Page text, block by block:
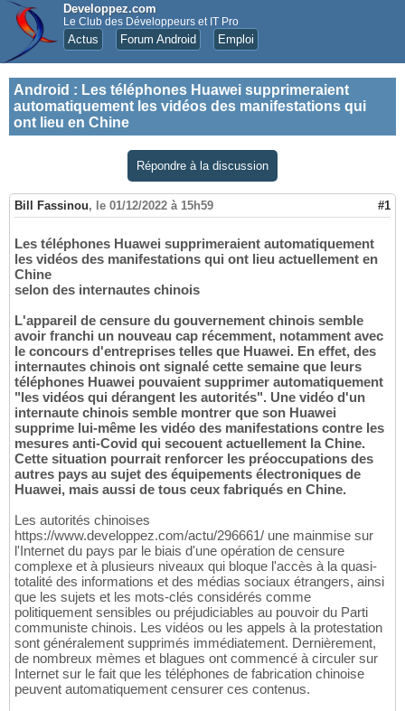
Developpez.com
Le Club des Développeurs et IT Pro
Actus Forum Android Emploi
Android : Les téléphones Huawei supprimeraient
automatiquement les vidéos des manifestations qui
ont lieu en Chine
Répondre à la discussion
Bill Fassinou, le 01/12/2022 à 15h59 #1
Les téléphones Huawei supprimeraient automatiquement
les vidéos des manifestations qui ont lieu actuellement en
Chine
selon des internautes chinois
L'appareil de censure du gouvernement chinois semble
avoir franchi un nouveau cap récemment, notamment avec
le concours d'entreprises telles que Huawei. En effet, des
internautes chinois ont signalé cette semaine que leurs
téléphones Huawei pouvaient supprimer automatiquement
"les vidéos qui dérangent les autorités". Une vidéo d'un
internaute chinois semble montrer que son Huawei
supprime lui-même les vidéo des manifestations contre les
mesures anti-Covid qui secouent actuellement la Chine.
Cette situation pourrait renforcer les préoccupations des
autres pays au sujet des équipements électroniques de
Huawei, mais aussi de tous ceux fabriqués en Chine.
Les autorités chinoises
https://www.developpez.com/actu/296661/ une mainmise sur
l'Internet du pays par le biais d'une opération de censure
complexe et à plusieurs niveaux qui bloque l'accès à la quasi-
totalité des informations et des médias sociaux étrangers, ainsi
que les sujets et les mots-clés considérés comme
politiquement sensibles ou préjudiciables au pouvoir du Parti
communiste chinois. Les vidéos ou les appels à la protestation
sont généralement supprimés immédiatement. Dernièrement,
de nombreux mèmes et blagues ont commencé à circuler sur
Internet sur le fait que les téléphones de fabrication chinoise
peuvent automatiquement censurer ces contenus.